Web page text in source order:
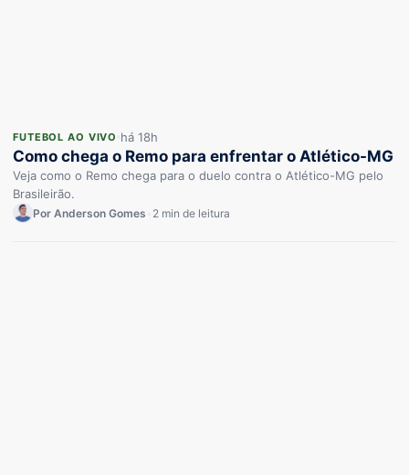
FUTEBOL AO VIVO há 18h
Como chega o Remo para enfrentar o Atlético-MG
Veja como o Remo chega para o duelo contra o Atlético-MG pelo
Brasileirão.
Por Anderson Gomes 2 min de leitura